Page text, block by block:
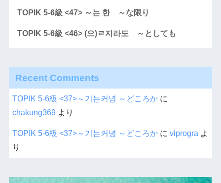
TOPIK 5-6級 <47> ～는 한 ～な限り
TOPIK 5-6級 <46> (으)ㄹ지라도 ～としても
Recent Comments
TOPIK 5-6級 <37>～기는커녕 ～どころかに
chakung369 より
TOPIK 5-6級 <37>～기는커녕 ～どころかに viprogra よ
り